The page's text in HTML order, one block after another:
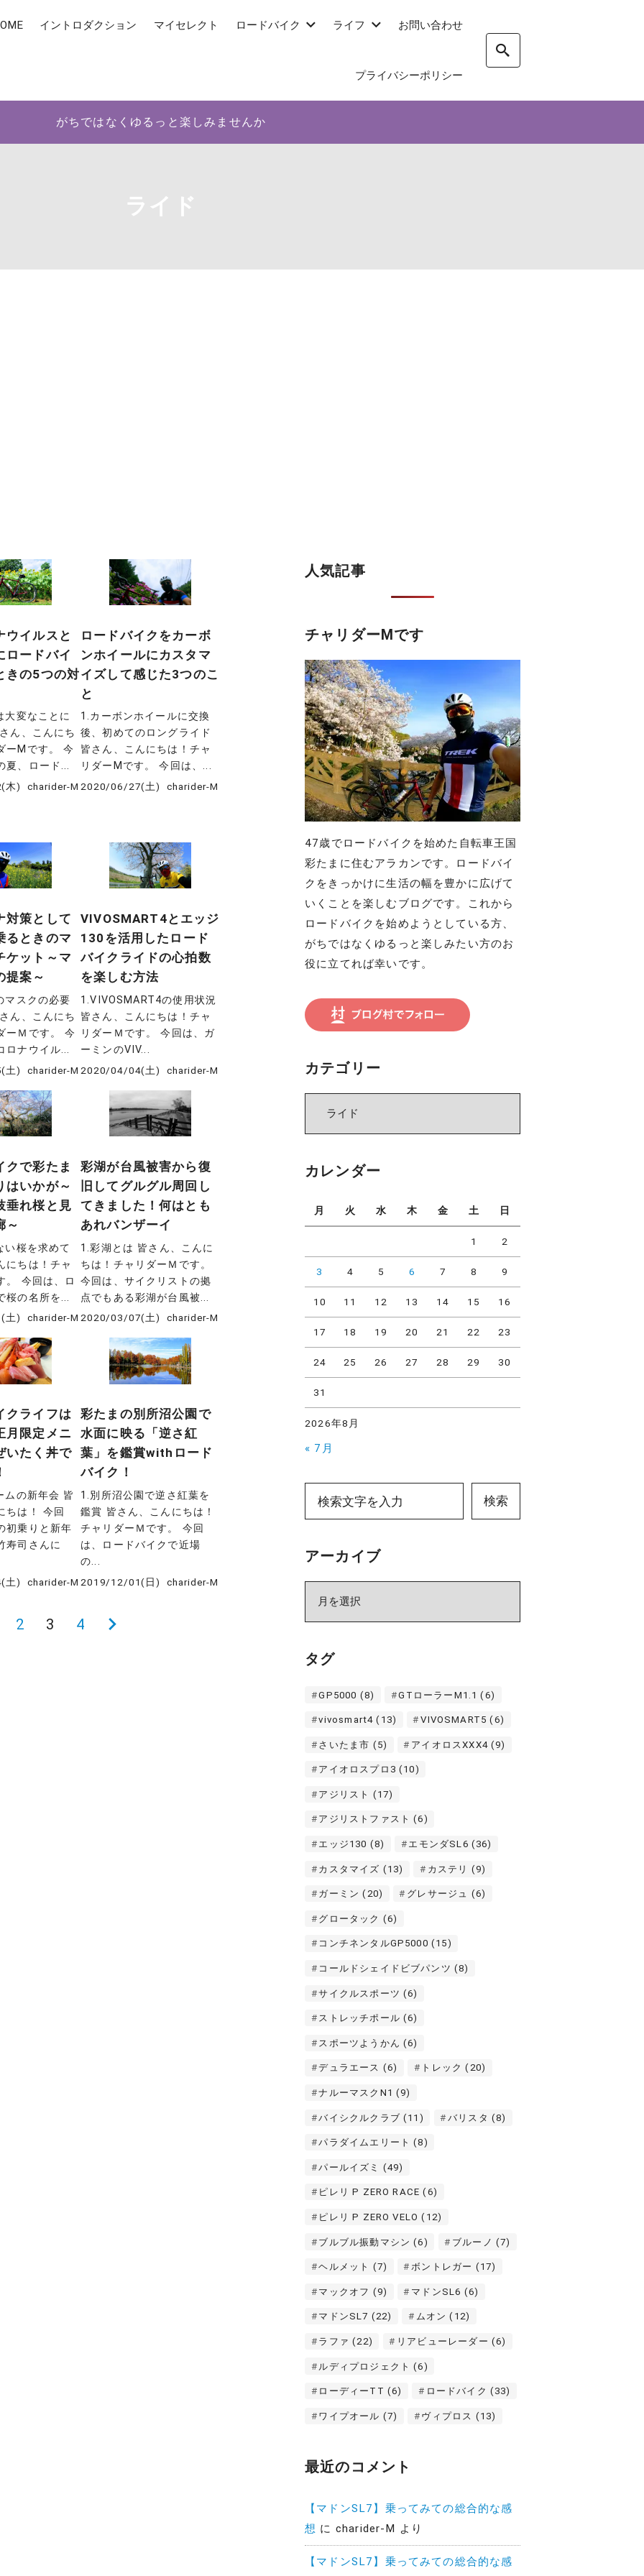
イントロダクション マイセレクト ロードバイク ライフ お問い合わせ
プライバシーポリシー
がちではなくゆるっと楽しみませんか
ライド
ウイルスと
ロードバイ
きの5つの対
大変なことに
ん、こんにち
ーMです。 今
夏、ロード...
木) charider-M
ロードバイクをカーボ
ンホイールにカスタマ
イズして感じた3つのこ
と
1.カーボンホイールに交換
後、初めてのロングライド
皆さん、こんにちは！チャ
リダーMです。 今回は、...
2020/06/27(土) charider-M
対策として
るときのマ
ケット～マ
提案～
マスクの必要
ん、こんにち
ーＭです。 今
ロナウイル...
土) charider-M
VIVOSMART4とエッジ
130を活用したロード
バイクライドの心拍数
を楽しむ方法
1.VIVOSMART4の使用状況
皆さん、こんにちは！チャ
リダーＭです。 今回は、ガ
ーミンのVIV...
2020/04/04(土) charider-M
クで彩たま
はいかが～
垂れ桜と見
～
い桜を求めて
にちは！チャ
。 今回は、ロ
桜の名所を...
土) charider-M
彩湖が台風被害から復
旧してグルグル周回し
てきました！何はとも
あれバンザーイ
1.彩湖とは 皆さん、こんに
ちは！チャリダーＭです。
今回は、サイクリストの拠
点でもある彩湖が台風被...
2020/03/07(土) charider-M
クライフは
月限定メニ
いたく丼で
ムの新年会 皆
ちは！ 今回
初乗りと新年
寿司さんに
土) charider-M
彩たまの別所沼公園で
水面に映る「逆さ紅
葉」を鑑賞withロード
バイク！
1.別所沼公園で逆さ紅葉を
鑑賞 皆さん、こんにちは！
チャリダーＭです。 今回
は、ロードバイクで近場
の...
2019/12/01(日) charider-M
2 3 4
次
人気記事
チャリダーMです
47歳でロードバイクを始めた自転車王国
彩たまに住むアラカンです。ロードバイ
クをきっかけに生活の幅を豊かに広げて
いくことを楽しむブログです。これから
ロードバイクを始めようとしている方、
がちではなくゆるっと楽しみたい方のお
役に立てれば幸いです。
カテゴリー
リ
カレンダー
2026年8月
月 火 水 木 金 土 日
1 2
3 4 5 6 7 8 9
10 11 12 13 14 15 16
17 18 19 20 21 22 23
24 25 26 27 28 29 30
31
« 7月
検索
アーカイブ
イ
タグ
GP5000 (8) GTローラーM1.1 (6)
vivosmart4 (13) VIVOSMART5 (6)
さいたま市 (5) アイオロスXXX4(9)
アイオロスプロ3 (10)
アジリスト (17)
アジリストファスト (6)
エッジ130 (8) エモンダSL6 (36)
カスタマイズ (13) カステリ (9)
ガーミン (20) グレサージュ (6)
グロータック (6)
コンチネンタルGP5000 (15)
コールドシェイドビブパンツ (8)
サイクルスポーツ (6)
ストレッチポール (6)
スポーツようかん (6)
デュラエース (6) トレック (20)
ナルーマスクN1 (9)
バイシクルクラブ (11) バリスタ (8)
パラダイムエリート (8)
パールイズミ (49)
ピレリ P ZERO RACE (6)
ピレリ P ZERO VELO (12)
ブルブル振動マシン (6) ブルーノ (7)
ヘルメット (7) ボントレガー (17)
マックオフ (9) マドンSL6 (6)
マドンSL7 (22) ムオン (12)
ラファ (22) リアビューレーダー (6)
ルディプロジェクト (6)
ローディーTT (6) ロードバイク (33)
ワイプオール (7) ヴィプロス (13)
最近のコメント
【マドンSL7】乗ってみての総合的な感
想 に charider-M より
【マドンSL7】乗ってみての総合的な感